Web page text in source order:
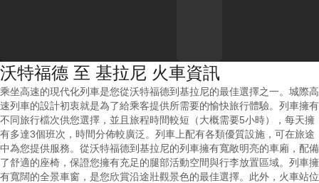
沃特福德 至 基拉尼 火車資訊
乘坐高速的現代化列車是您從沃特福德到基拉尼的最佳選擇之一。城際高
速列車的設計初衷就是為了給乘客提供所需要的愉快旅行體驗。列車擁有
不同旅行檔次供您選擇，並且旅程時間較短（大概需要5小時），每天擁
有多達3個班次，時間分佈較廣泛。列車上配有各類優質設施，可在旅途
中為您提供服務。從沃特福德到基拉尼的列車擁有寬敞明亮的車廂，配備
了舒適的座椅，保證您擁有充足的腿部活動空間與行李放置區域。列車擁
有寬闊的全景車窗，是您欣賞沿途壯觀景色的最佳選擇。此外，火車站位